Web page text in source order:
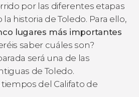
por las diferentes etapas
historia de Toledo. Para ello,
lugares más importantes
saber cuáles son?
será una de las
de Toledo.
tiempos del Califato de